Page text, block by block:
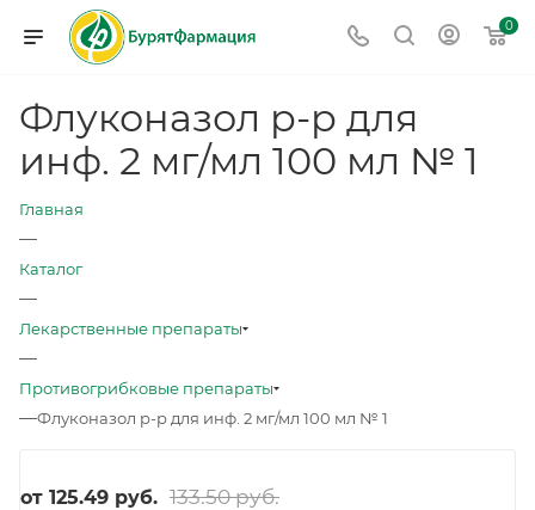
0
Флуконазол р-р для
инф. 2 мг/мл 100 мл № 1
Главная
—
Каталог
—
Лекарственные препараты
—
Противогрибковые препараты
—Флуконазол р-р для инф. 2 мг/мл 100 мл № 1
от 125.49 руб. 133.50 руб.